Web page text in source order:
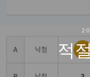
적